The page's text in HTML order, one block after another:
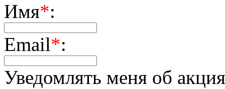
Имя*:
Email*:
Уведомлять меня об